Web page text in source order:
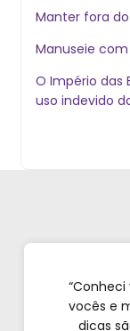
Manter fora
Manuseie com
O Império das
uso indevido
vocês e
dicas